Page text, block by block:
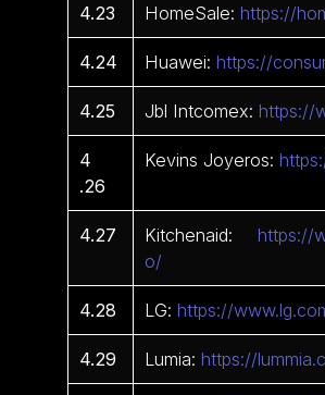
4.23 HomeSale:https://
4.24 Huawei:https://
4.25 Jbl Intcomex:https://
4
.26
Kevins Joyeros:
4.27 Kitchenaid:https://
o/
4.28 LG:https://
4.29 Lumia:https://